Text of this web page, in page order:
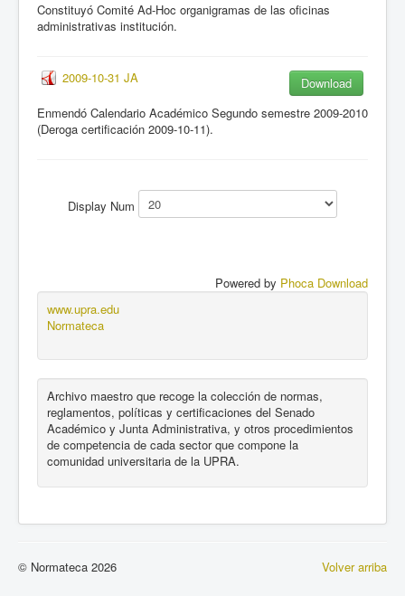
Constituyó Comité Ad-Hoc organigramas de las oficinas
administrativas institución.
2009-10-31 JA
Download
Enmendó Calendario Académico Segundo semestre 2009-2010
(Deroga certificación 2009-10-11).
Display Num
Powered by Phoca Download
www.upra.edu
Normateca
Archivo maestro que recoge la colección de normas,
reglamentos, políticas y certificaciones del Senado
Académico y Junta Administrativa, y otros procedimientos
de competencia de cada sector que compone la
comunidad universitaria de la UPRA.
Volver arriba
© Normateca 2026